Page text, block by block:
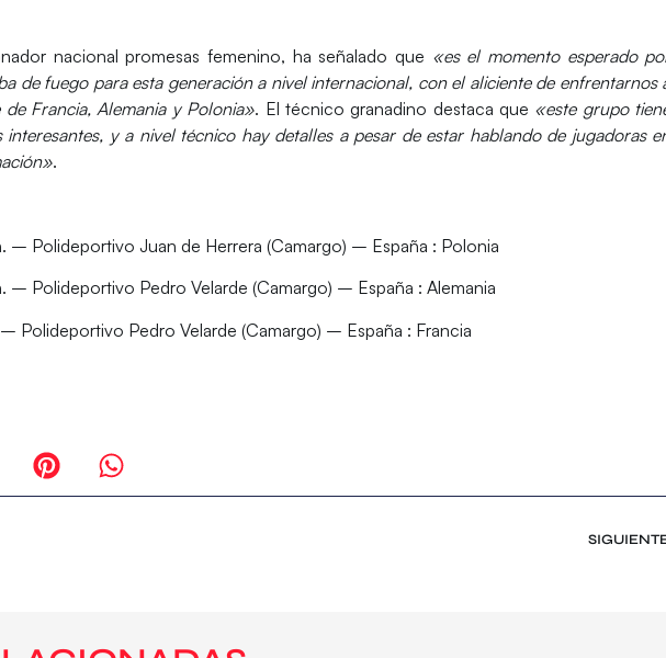
nacional promesas femenino, ha señalado que «es el momento esperado
de fuego para esta generación a nivel internacional, con el aliciente de enfrentarnos
Francia, Alemania y Polonia». El técnico granadino destaca que «este grupo
interesantes, y a nivel técnico hay detalles a pesar de estar hablando de jugadoras
.
– Polideportivo Juan de Herrera (Camargo) – España : Polonia
– Polideportivo Pedro Velarde (Camargo) – España : Alemania
Polideportivo Pedro Velarde (Camargo) – España : Francia